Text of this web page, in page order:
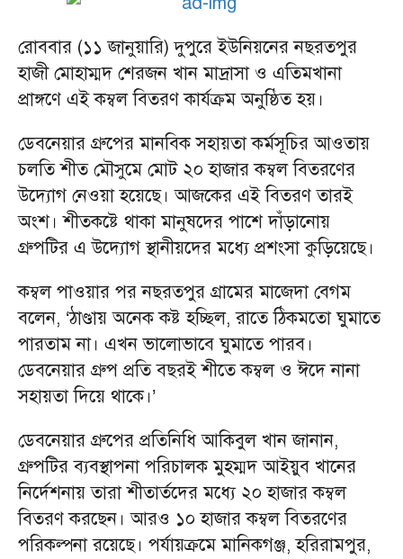
রোববার (১১ জানুয়ারি) দুপুরে ইউনিয়নের নছরতপুর
হাজী মোহাম্মদ শেরজন খান মাদ্রাসা ও এতিমখানা
প্রাঙ্গণে এই কম্বল বিতরণ কার্যক্রম অনুষ্ঠিত হয়।
ডেবনেয়ার গ্রুপের মানবিক সহায়তা কর্মসূচির আওতায়
চলতি শীত মৌসুমে মোট ২০ হাজার কম্বল বিতরণের
উদ্যোগ নেওয়া হয়েছে। আজকের এই বিতরণ তারই
অংশ। শীতকষ্টে থাকা মানুষদের পাশে দাঁড়ানোয়
গ্রুপটির এ উদ্যোগ স্থানীয়দের মধ্যে প্রশংসা কুড়িয়েছে।
কম্বল পাওয়ার পর নছরতপুর গ্রামের মাজেদা বেগম
বলেন, ‘ঠাণ্ডায় অনেক কষ্ট হচ্ছিল, রাতে ঠিকমতো ঘুমাতে
পারতাম না। এখন ভালোভাবে ঘুমাতে পারব।
ডেবনেয়ার গ্রুপ প্রতি বছরই শীতে কম্বল ও ঈদে নানা
সহায়তা দিয়ে থাকে।’
ডেবনেয়ার গ্রুপের প্রতিনিধি আকিবুল খান জানান,
গ্রুপটির ব্যবস্থাপনা পরিচালক মুহম্মদ আইয়ুব খানের
নির্দেশনায় তারা শীতার্তদের মধ্যে ২০ হাজার কম্বল
বিতরণ করছেন। আরও ১০ হাজার কম্বল বিতরণের
পরিকল্পনা রয়েছে। পর্যায়ক্রমে মানিকগঞ্জ, হরিরামপুর,